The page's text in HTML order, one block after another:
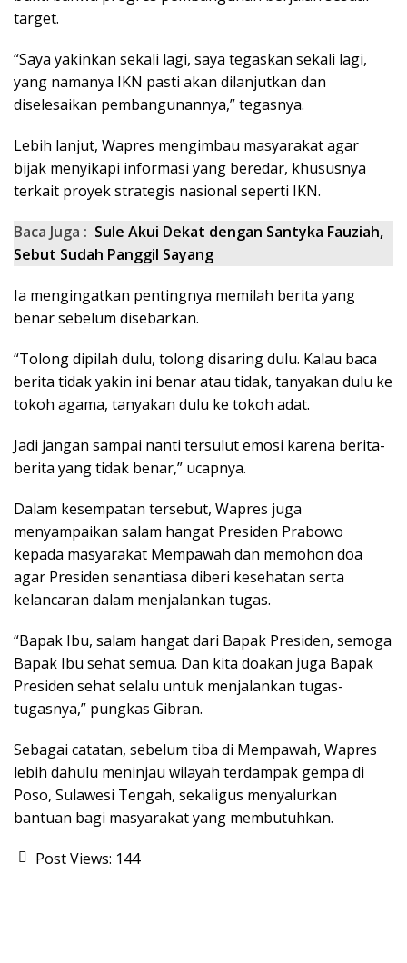
target.
“Saya yakinkan sekali lagi, saya tegaskan sekali lagi,
yang namanya IKN pasti akan dilanjutkan dan
diselesaikan pembangunannya,” tegasnya.
Lebih lanjut, Wapres mengimbau masyarakat agar
bijak menyikapi informasi yang beredar, khususnya
terkait proyek strategis nasional seperti IKN.
Baca Juga : Sule Akui Dekat dengan Santyka Fauziah,
Sebut Sudah Panggil Sayang
Ia mengingatkan pentingnya memilah berita yang
benar sebelum disebarkan.
“Tolong dipilah dulu, tolong disaring dulu. Kalau baca
berita tidak yakin ini benar atau tidak, tanyakan dulu ke
tokoh agama, tanyakan dulu ke tokoh adat.
Jadi jangan sampai nanti tersulut emosi karena berita-
berita yang tidak benar,” ucapnya.
Dalam kesempatan tersebut, Wapres juga
menyampaikan salam hangat Presiden Prabowo
kepada masyarakat Mempawah dan memohon doa
agar Presiden senantiasa diberi kesehatan serta
kelancaran dalam menjalankan tugas.
“Bapak Ibu, salam hangat dari Bapak Presiden, semoga
Bapak Ibu sehat semua. Dan kita doakan juga Bapak
Presiden sehat selalu untuk menjalankan tugas-
tugasnya,” pungkas Gibran.
Sebagai catatan, sebelum tiba di Mempawah, Wapres
lebih dahulu meninjau wilayah terdampak gempa di
Poso, Sulawesi Tengah, sekaligus menyalurkan
bantuan bagi masyarakat yang membutuhkan.
Post Views: 144